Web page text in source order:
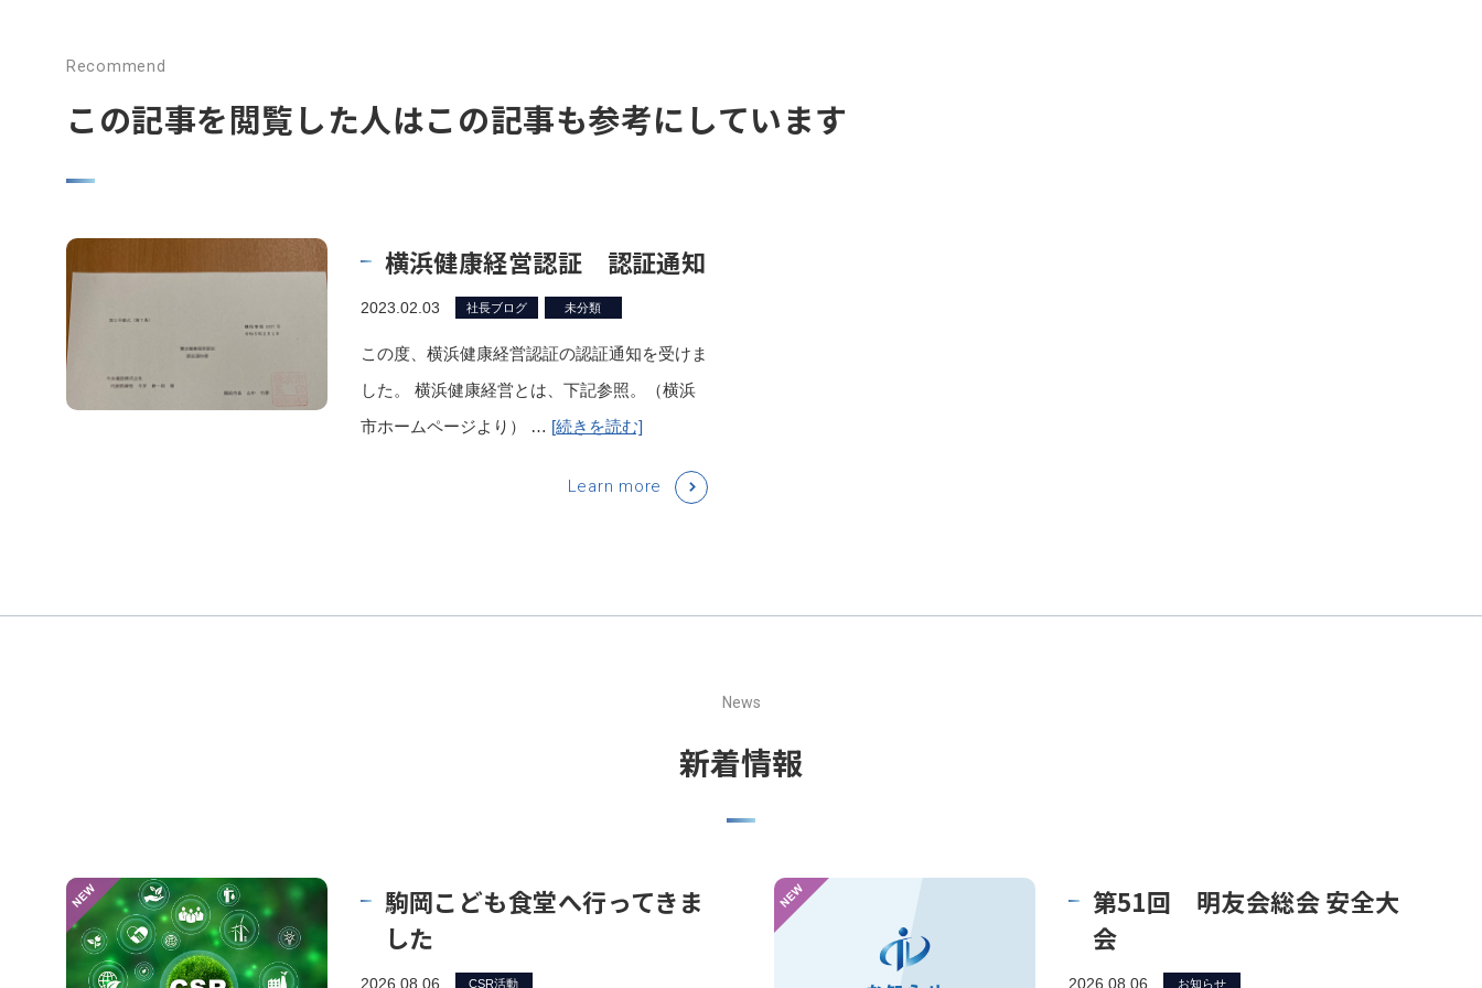
Recommend
この記事を閲覧した人はこの記事も参考にしています
横浜健康経営認証 認証通知
2023.02.03 社長ブログ 未分類
この度、横浜健康経営認証の認証通知を受けま
した。 横浜健康経営とは、下記参照。（横浜
市ホームページより） … [続きを読む]
Learn more
News
新着情報
駒岡こども食堂へ行ってきま
した
2026.08.06 CSR活動
第51回 明友会総会 安全大
会
2026.08.06 お知らせ